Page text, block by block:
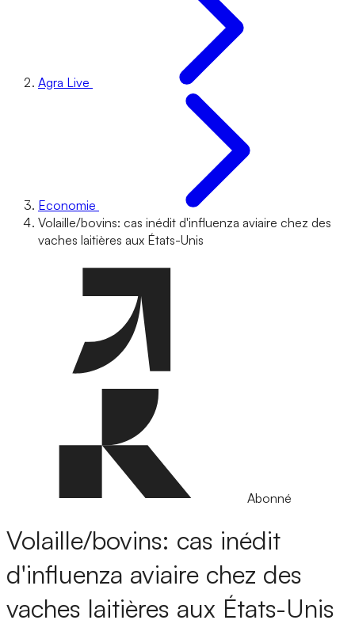
Agra Live
Economie
Volaille/bovins: cas inédit d'influenza aviaire chez des
vaches laitières aux États-Unis
Abonné
Volaille/bovins: cas inédit
d'influenza aviaire chez des
vaches laitières aux États-Unis